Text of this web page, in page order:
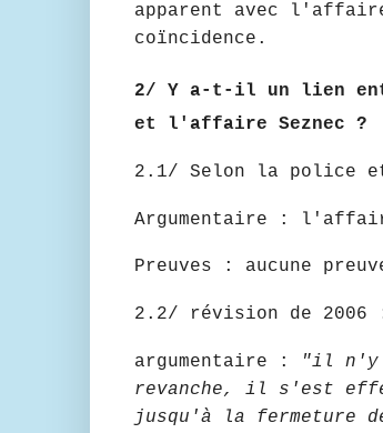
apparent avec
coïncidence.
2/ Y a-t-il un lien
et l'affaire Seznec ?
2.1/ Selon la police
Argumentaire :
Preuves : aucune
2.2/ révision de 2006
argumentaire :
"il n'y
revanche, il s'est
jusqu'à la fermeture